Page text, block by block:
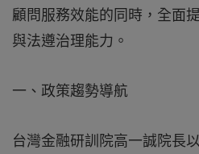
顧問服務效能的同時，全面
與法遵治理能力。
一、政策趨勢導航
台灣金融研訓院高一誠院長